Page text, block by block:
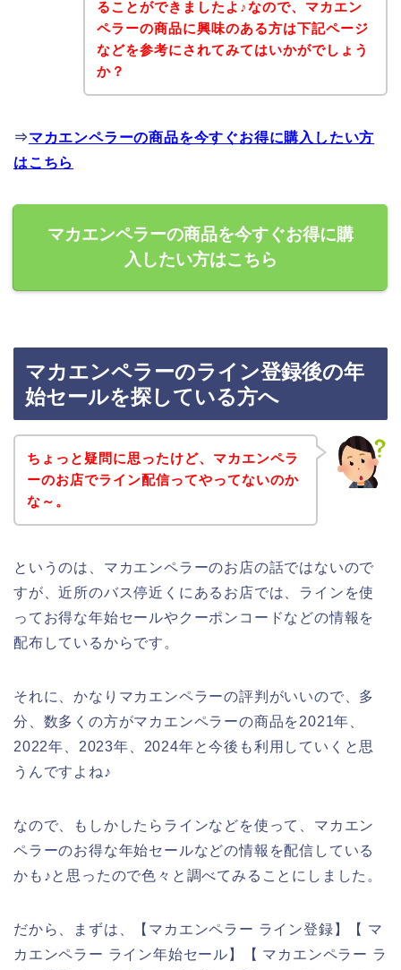
ることができましたよ♪なので、マカエン
ペラーの商品に興味のある方は下記ページ
などを参考にされてみてはいかがでしょう
か？
⇒マカエンペラーの商品を今すぐお得に購入したい方
はこちら
マカエンペラーの商品を今すぐお得に購
入したい方はこちら
マカエンペラーのライン登録後の年
始セールを探している方へ
ちょっと疑問に思ったけど、マカエンペラ
ーのお店でライン配信ってやってないのか
な～。
というのは、マカエンペラーのお店の話ではないので
すが、近所のバス停近くにあるお店では、ラインを使
ってお得な年始セールやクーポンコードなどの情報を
配布しているからです。
それに、かなりマカエンペラーの評判がいいので、多
分、数多くの方がマカエンペラーの商品を2021年、
2022年、2023年、2024年と今後も利用していくと思
うんですよね♪
なので、もしかしたらラインなどを使って、マカエン
ペラーのお得な年始セールなどの情報を配信している
かも♪と思ったので色々と調べてみることにしました。
だから、まずは、【マカエンペラー ライン登録】【 マ
カエンペラー ライン年始セール】【 マカエンペラー ラ